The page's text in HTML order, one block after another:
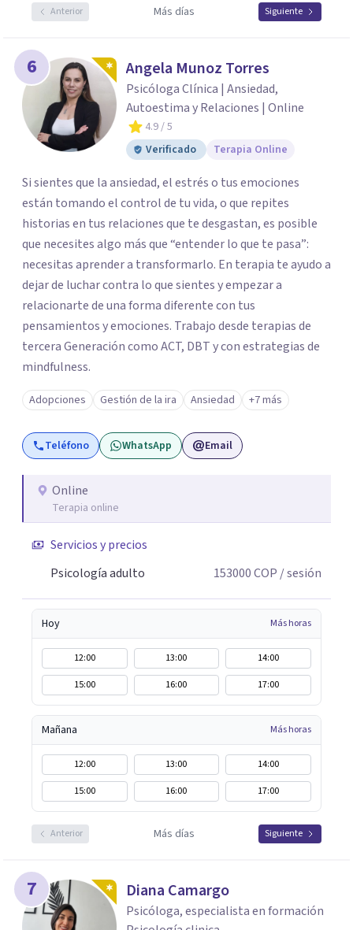
Anterior Más días Siguiente
6 Angela Munoz Torres
Psicóloga Clínica | Ansiedad,
Autoestima y Relaciones | Online
4.9/ 5
Verificado
Terapia Online
Si sientes que la ansiedad, el estrés o tus emociones
están tomando el control de tu vida, o que repites
historias en tus relaciones que te desgastan, es posible
que necesites algo más que “entender lo que te pasa”:
necesitas aprender a transformarlo. En terapia te ayudo a
dejar de luchar contra lo que sientes y empezar a
relacionarte de una forma diferente con tus
pensamientos y emociones. Trabajo desde terapias de
tercera Generación como ACT, DBT y con estrategias de
mindfulness.
Adopciones Gestión de la ira Ansiedad +7 más
Teléfono WhatsApp Email
Online
Terapia online
Servicios y precios
Psicología adulto
153000COP / sesión
Hoy Más horas
12:00 13:00
14:00
15:00
16:00 17:00
Mañana Más horas
12:00 13:00
14:00
15:00
16:00 17:00
Anterior Más días Siguiente
7 Diana Camargo
Psicóloga, especialista en formación